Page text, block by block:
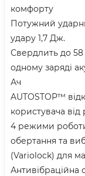
комфорту
Потужний
удару 1,7 Дж.
Свердлить до 58
одному заряді
Ач
AUTOSTOP™
користувача від
4 режими
обертання та
(Variolock) для
Антивібраційна